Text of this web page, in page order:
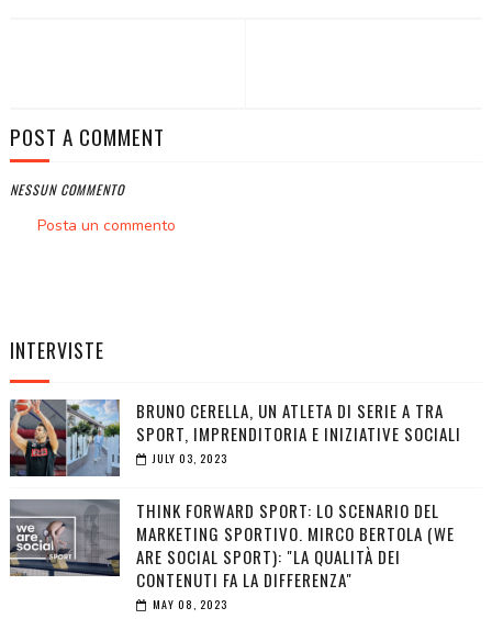
POST A COMMENT
NESSUN COMMENTO
Posta un commento
INTERVISTE
BRUNO CERELLA, UN ATLETA DI SERIE A TRA
SPORT, IMPRENDITORIA E INIZIATIVE SOCIALI
JULY 03, 2023
THINK FORWARD SPORT: LO SCENARIO DEL
MARKETING SPORTIVO. MIRCO BERTOLA (WE
ARE SOCIAL SPORT): "LA QUALITÀ DEI
CONTENUTI FA LA DIFFERENZA"
MAY 08, 2023